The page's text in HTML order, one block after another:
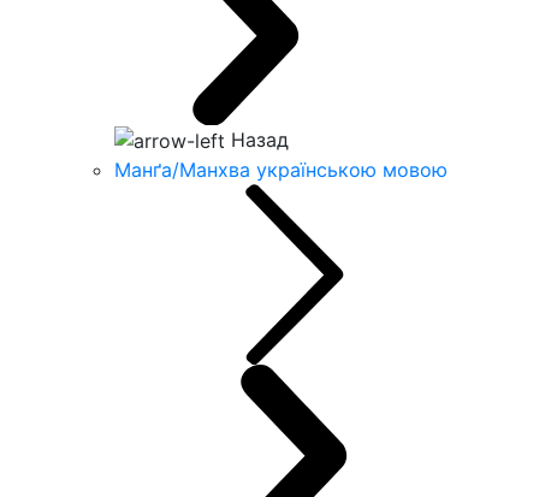
Назад
Манґа/Манхва українською мовою